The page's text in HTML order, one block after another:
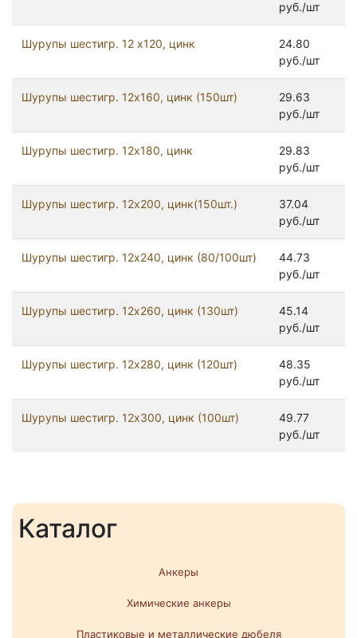
Каталог
Анкеры
Химические анкеры
Пластиковые и металлические дюбеля
руб./шт
Шурупы шестигр. 12 х120, цинк
24.80
руб./шт
Шурупы шестигр. 12x160, цинк (150шт)
29.63
руб./шт
Шурупы шестигр. 12x180, цинк
29.83
руб./шт
Шурупы шестигр. 12x200, цинк(150шт.)
37.04
руб./шт
Шурупы шестигр. 12x240, цинк (80/100шт)
44.73
руб./шт
Шурупы шестигр. 12x260, цинк (130шт)
45.14
руб./шт
Шурупы шестигр. 12x280, цинк (120шт)
48.35
руб./шт
Шурупы шестигр. 12x300, цинк (100шт)
49.77
руб./шт